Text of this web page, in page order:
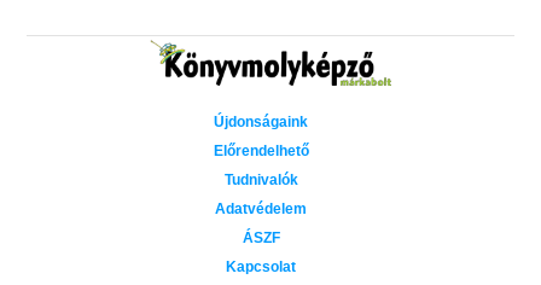
Újdonságaink
Előrendelhető
Tudnivalók
Adatvédelem
ÁSZF
Kapcsolat